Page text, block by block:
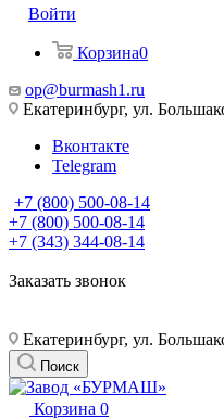
Войти
Корзина0
op@burmash1.ru
Екатеринбург, ул.
Вконтакте
Telegram
+7 (800) 500-08-14
+7 (800) 500-08-14
+7 (343) 344-08-14
Заказать звонок
Екатеринбург, ул.
Поиск
Корзина 0